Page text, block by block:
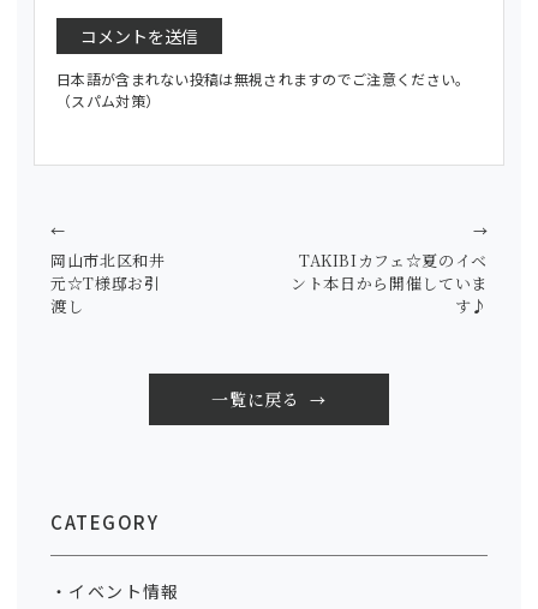
日本語が含まれない投稿は無視されますのでご注意ください。
（スパム対策）
岡山市北区和井
元☆T様邸お引
渡し
←
一覧に戻る
TAKIBIカフェ☆夏のイベ
ント本日から開催していま
す♪
→
CATEGORY
イベント情報